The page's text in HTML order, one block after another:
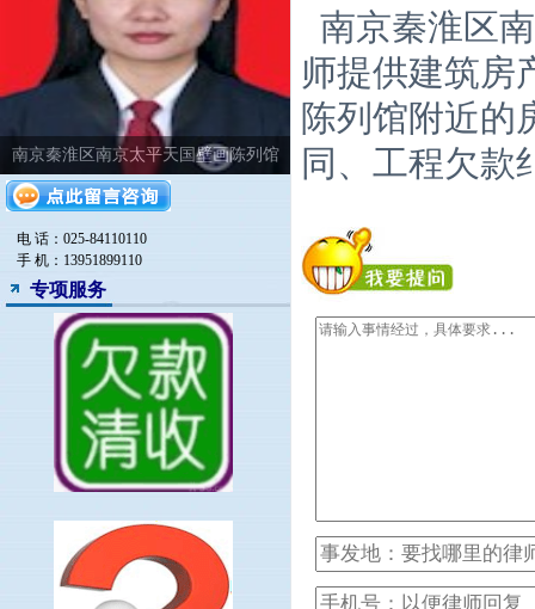
南京秦淮区南京太平天国壁画陈列馆
建筑房产律师
电 话：025-84110110
手 机：13951899110
专项服务
南京秦淮区
师提供建筑房
陈列馆附近的
同、工程欠款